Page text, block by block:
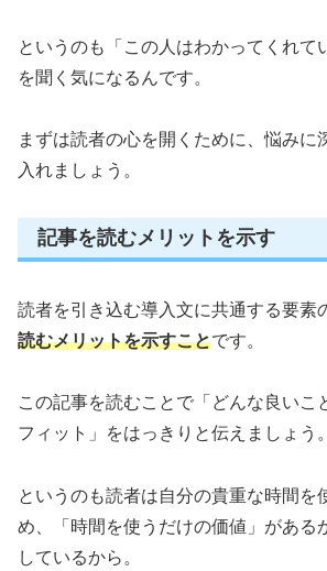
というのも「この人はわかってくれて
を聞く気になるんです。
まずは読者の心を開くために、悩みに
入れましょう。
記事を読むメリットを示す
読者を引き込む導入文に共通する要素
読むメリットを示すことです。
この記事を読むことで「どんな良いこ
フィット」をはっきりと伝えましょう。
というのも読者は自分の貴重な時間を
め、「時間を使うだけの価値」がある
しているから。